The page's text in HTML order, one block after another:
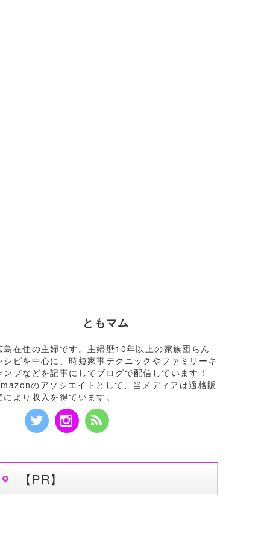
ともマム
島在住の主婦です。主婦歴10年以上の家族団らん
シピを中心に、時短家事テクニックやファミリーキ
ンプなどを記事にしてブログで配信しています！
のアソシエイトとして、当メディアは適格販
により収入を得ています。
【PR】